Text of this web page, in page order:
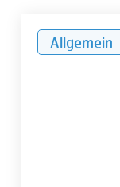
warntAllgemein